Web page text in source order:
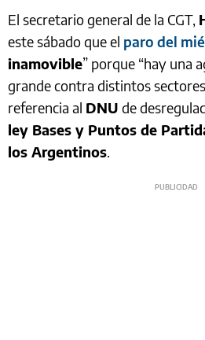
El secretario general de la CGT,
este sábado que el paro del
inamovible” porque “hay una
grande contra distintos sectores
referencia al DNU de
ley Bases y Puntos de
los Argentinos.